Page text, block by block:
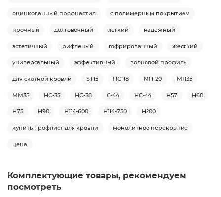
оцинкованный профнастил с полимерным покрытием
прочный долговечный легкий надежный
эстетичный рифленый гофрированный жесткий
универсальный эффективный волновой профиль
для скатной кровли ST15 НС-18 МП-20 МП35
ММ35 НС-35 НС-38 С-44 НС-44 Н57 Н60
Н75 Н90 Н114-600 Н114-750 Н200
купить профлист для кровли монолитное перекрытие
цена
Комплектующие товары, рекомендуем
посмотреть